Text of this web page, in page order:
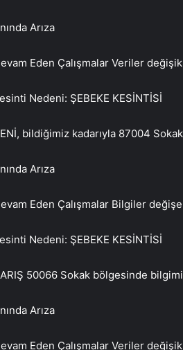
Arıza
Eden Çalışmalar Veriler
Nedeni: ŞEBEKE KESİNTİSİ
bildiğimiz kadarıyla 87004
Arıza
Eden Çalışmalar Bilgiler
Nedeni: ŞEBEKE KESİNTİSİ
50066 Sokak bölgesinde
Arıza
Eden Çalışmalar Veriler